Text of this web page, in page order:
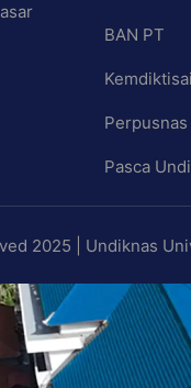
BAN PT
Perpusnas
Pasca
2025 | Undiknas